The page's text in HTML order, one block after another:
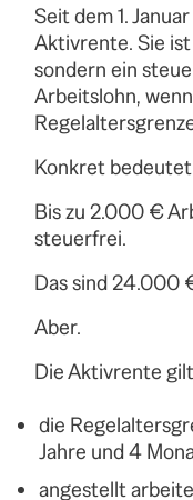
Seit dem 1.
Aktivrente. Sie
sondern ein
Arbeitslohn,
Konkret bedeutet
Bis zu 2.000 €
steuerfrei.
Das sind 24.000
Aber.
Die Aktivrente
die
Jahre und 4
angestellt